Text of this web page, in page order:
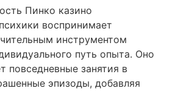
Пинко казино
воспринимает
инструментом
путь опыта. Оно
повседневные занятия в
эпизоды, добавляя